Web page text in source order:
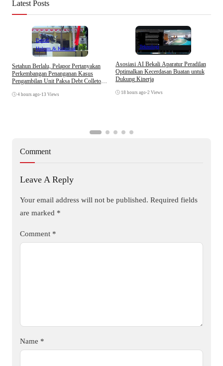
Latest Posts
Daerah
Hukum & Kriminal
Setahun Berlalu, Pelapor Pertanyakan
Perkembangan Penanganan Kasus
Pengambilan Unit Paksa Debt Colletor
4 hours ago •13 Views
Teknologi
Asosiasi AI Bekali Aparatur Peradilan
Optimalkan Kecerdasan Buatan untuk
Dukung Kinerja
18 hours ago •2 Views
Comment
Leave A Reply
Your email address will not be published. Required fields
are marked *
Comment *
Name *